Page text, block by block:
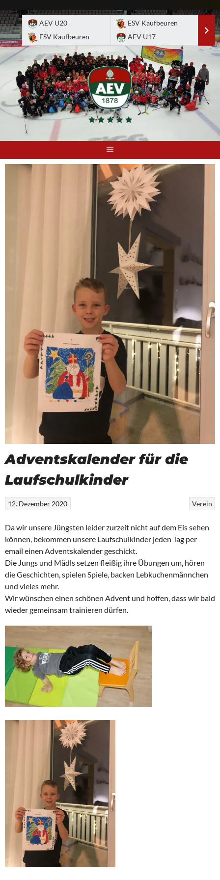
to
content
AEV U20
ESV Kaufbeuren
ESV Kaufbeuren
AEV U17
Adventskalender für die
Laufschulkinder
Verein
12. Dezember 2020
Da wir unsere Jüngsten leider zurzeit nicht auf dem Eis sehen
können, bekommen unsere Laufschulkinder jeden Tag per
email einen Adventskalender geschickt.
Die Jungs und Mädls setzen fleißig ihre Übungen um, hören
die Geschichten, spielen Spiele, backen Lebkuchenmännchen
und vieles mehr.
Wir wünschen einen schönen Advent und hoffen, dass wir bald
wieder gemeinsam trainieren dürfen.